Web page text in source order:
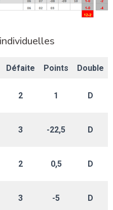
Défaite Points Double
2 1 D
3 -22,5 D
2 0,5 D
3 -5 D